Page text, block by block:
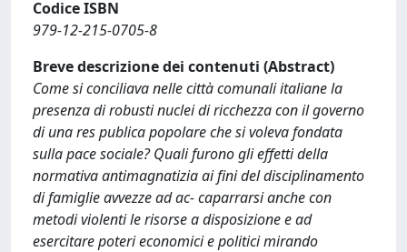
Codice ISBN
979-12-215-0705-8
Breve descrizione dei contenuti (Abstract)
Come si conciliava nelle città comunali italiane la
presenza di robusti nuclei di ricchezza con il governo
di una res publica popolare che si voleva fondata
sulla pace sociale? Quali furono gli effetti della
normativa antimagnatizia ai fini del disciplinamento
di famiglie avvezze ad ac- caparrarsi anche con
metodi violenti le risorse a disposizione e ad
esercitare poteri economici e politici mirando